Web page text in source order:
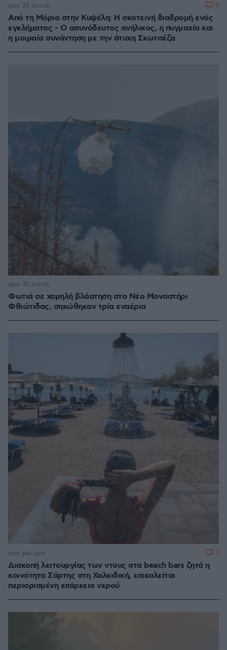
Από τη Μόρια στην Κυψέλη: Η σκοτεινή διαδρομή ενός
εγκλήματος - Ο ασυνόδευτος ανήλικος, η πυγμαχία και
η μοιραία συνάντηση με την άτυχη Σκωτσέζα
πριν 29 λεπτά 9
Φωτιά σε χαμηλή βλάστηση στο Νέο Μοναστήρι
Φθιώτιδας, σηκώθηκαν τρία εναέρια
πριν 35 λεπτά
Διακοπή λειτουργίας των ντους στα beach bars ζητά η
κοινότητα Σάρτης στη Χαλκιδική, επικαλείται
περιορισμένη επάρκεια νερού
πριν μία ώρα 3